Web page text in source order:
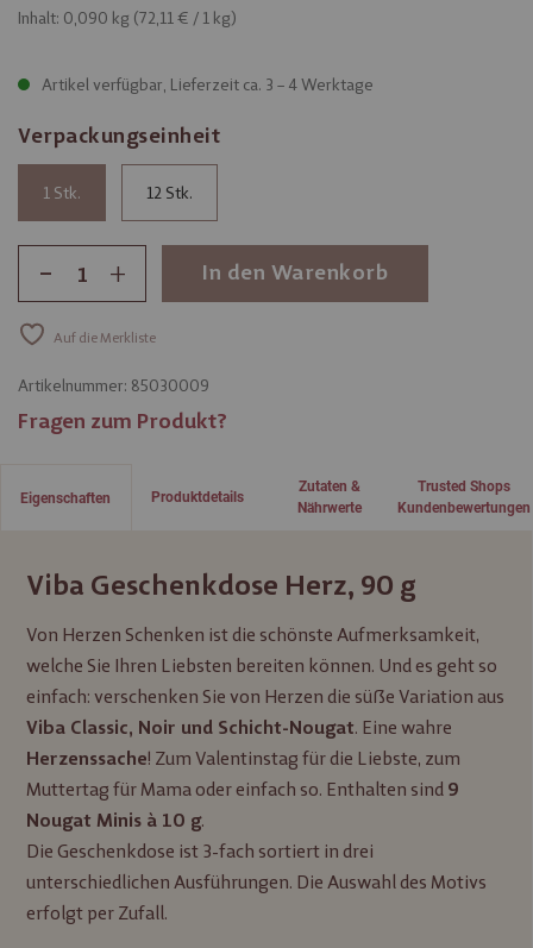
Inhalt: 0,090 kg (72,11 € / 1 kg)
Artikel verfügbar, Lieferzeit ca. 3 – 4 Werktage
Verpackungseinheit
1 12
- + In den Warenkorb
Auf die Merkliste
Artikelnummer: 85030009
Fragen zum Produkt?
Eigenschaften
Viba Geschenkdose Herz, 90 g
Von Herzen Schenken ist die schönste Aufmerksamkeit,
welche Sie Ihren Liebsten bereiten können. Und es geht so
einfach: verschenken Sie von Herzen die süße Variation aus
Viba Classic, Noir und Schicht-Nougat. Eine wahre
Herzenssache! Zum Valentinstag für die Liebste, zum
Muttertag für Mama oder einfach so. Enthalten sind 9
Nougat Minis à 10 g.
Die Geschenkdose ist 3-fach sortiert in drei
unterschiedlichen Ausführungen. Die Auswahl des Motivs
erfolgt per Zufall.
Produktdetails
Zutaten &
Nährwerte
Trusted Shops
Kundenbewertungen